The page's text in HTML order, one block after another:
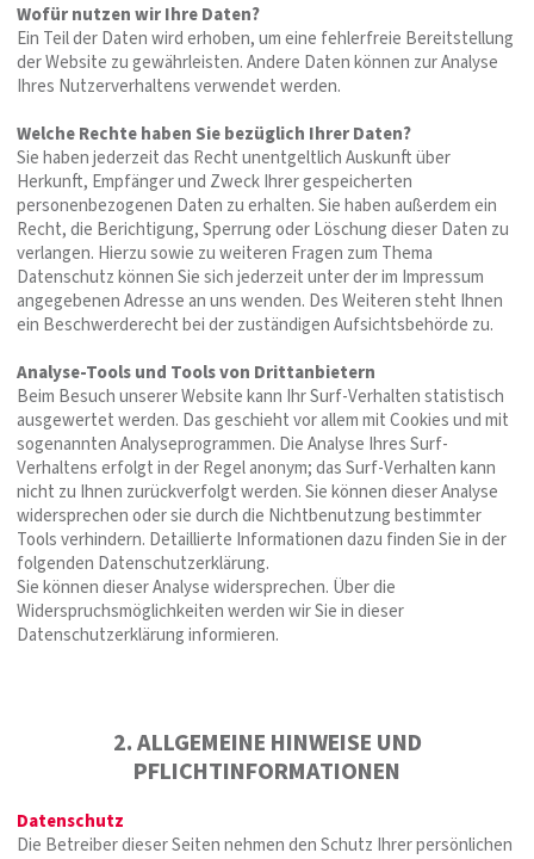
Wofür nutzen wir Ihre Daten?
Ein Teil der Daten wird erhoben, um eine fehlerfreie Bereitstellung
der Website zu gewährleisten. Andere Daten können zur Analyse
Ihres Nutzerverhaltens verwendet werden.
Welche Rechte haben Sie bezüglich Ihrer Daten?
Sie haben jederzeit das Recht unentgeltlich Auskunft über
Herkunft, Empfänger und Zweck Ihrer gespeicherten
personenbezogenen Daten zu erhalten. Sie haben außerdem ein
Recht, die Berichtigung, Sperrung oder Löschung dieser Daten zu
verlangen. Hierzu sowie zu weiteren Fragen zum Thema
Datenschutz können Sie sich jederzeit unter der im Impressum
angegebenen Adresse an uns wenden. Des Weiteren steht Ihnen
ein Beschwerderecht bei der zuständigen Aufsichtsbehörde zu.
Analyse-Tools und Tools von Drittanbietern
Beim Besuch unserer Website kann Ihr Surf-Verhalten statistisch
ausgewertet werden. Das geschieht vor allem mit Cookies und mit
sogenannten Analyseprogrammen. Die Analyse Ihres Surf-
Verhaltens erfolgt in der Regel anonym; das Surf-Verhalten kann
nicht zu Ihnen zurückverfolgt werden. Sie können dieser Analyse
widersprechen oder sie durch die Nichtbenutzung bestimmter
Tools verhindern. Detaillierte Informationen dazu finden Sie in der
folgenden Datenschutzerklärung.
Sie können dieser Analyse widersprechen. Über die
Widerspruchsmöglichkeiten werden wir Sie in dieser
Datenschutzerklärung informieren.
2. ALLGEMEINE HINWEISE UND
PFLICHTINFORMATIONEN
Datenschutz
Die Betreiber dieser Seiten nehmen den Schutz Ihrer persönlichen